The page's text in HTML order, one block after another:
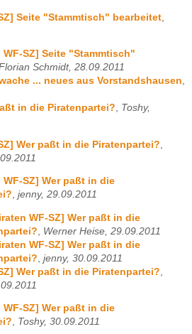
Seite "Stammtisch" bearbeitet
WF-SZ] Seite "Stammtisch"
Schmidt, 28.09.2011
... neues aus Vorstandshausen,
in die Piratenpartei?, Toshy,
Wer paßt in die Piratenpartei?
WF-SZ] Wer paßt in die
, jenny, 29.09.2011
WF-SZ] Wer paßt in die
Werner Heise, 29.09.2011
WF-SZ] Wer paßt in die
jenny, 30.09.2011
Wer paßt in die Piratenpartei?
WF-SZ] Wer paßt in die
, Toshy, 30.09.2011